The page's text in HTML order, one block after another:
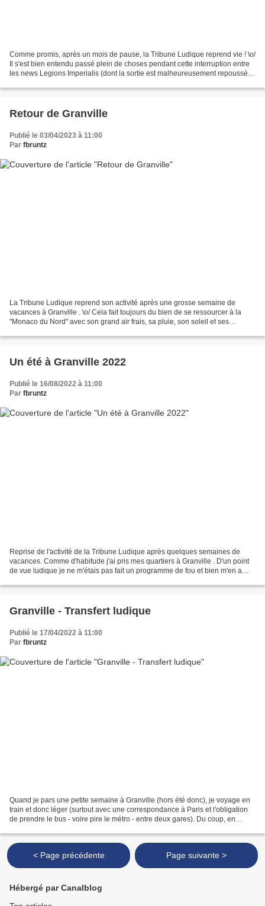
Comme promis, après un mois de pause, la Tribune Ludique reprend vie ! \o/
Il s'est bien entendu passé plein de choses pendant cette interruption entre
les news Legions Imperialis (dont la sortie est malheureusement repoussée
Retour de Granville
Publié le 03/04/2023 à 11:00
Par fbruntz
La Tribune Ludique reprend son activité après une grosse semaine de
vacances à Granville . \o/ Cela fait toujours du bien de se ressourcer à la
"Monaco du Nord" avec son grand air frais, sa pluie, son soleil et ses
Un été à Granville 2022
Publié le 16/08/2022 à 11:00
Par fbruntz
Reprise de l'activité de la Tribune Ludique après quelques semaines de
vacances. Comme d'habitude j'ai pris mes quartiers à Granville . D'un point
de vue ludique je ne m'étais pas fait un programme de fou et bien m'en a
Granville - Transfert ludique
Publié le 17/04/2022 à 11:00
Par fbruntz
Quand je pars une petite semaine à Granville (hors été donc), je voyage en
train et donc léger (surtout avec une correspondance à Paris et l'obligation
de prendre le bus - voire pire le métro - entre deux gares). Du coup, en
< Page précédente Page suivante >
Hébergé par Canalblog